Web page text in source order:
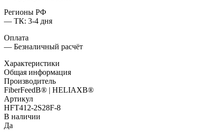
Регионы РФ
— ТК: 3-4 дня
Оплата
— Безналичный расчёт
Характеристики
Общая информация
Производитель
FiberFeedВ® | HELIAXВ®
Артикул
HFT412-2S28F-8
В наличии
Да